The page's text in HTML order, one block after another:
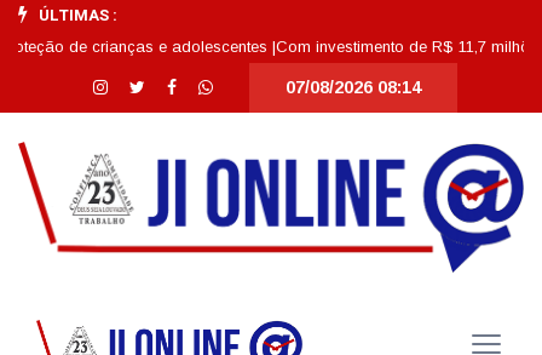
ÚLTIMAS :
de crianças e adolescentes |Com investimento de R$ 11,7 milhões,
07/08/2026 08:14